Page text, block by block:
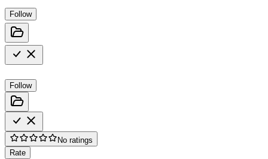
Follow
Follow
No ratings
Rate